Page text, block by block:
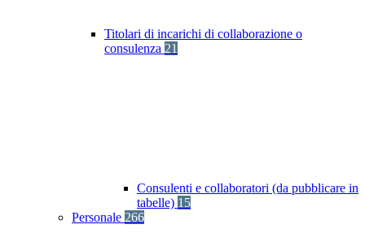
Titolari di incarichi di collaborazione o
consulenza 21
Consulenti e collaboratori (da pubblicare in
tabelle) 15
Personale 266